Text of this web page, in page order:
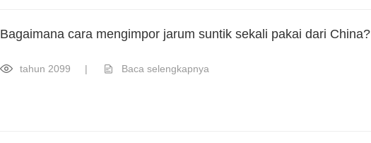
Bagaimana cara mengimpor jarum suntik sekali pakai dari China?
tahun 2099 | Baca selengkapnya